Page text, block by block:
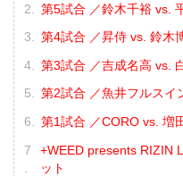
第5試合 ／鈴木千裕 vs.
第4試合 ／昇侍 vs. 鈴木
第3試合 ／吉成名高 vs.
第2試合 ／魚井フルスイ
第1試合 ／CORO vs. 増
+WEED presents RIZIN
ット